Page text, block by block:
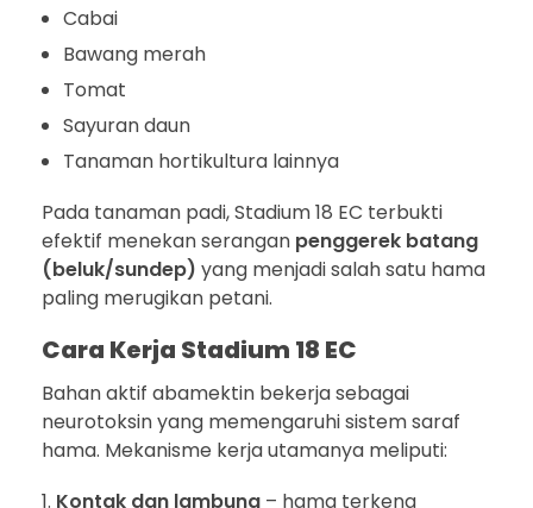
Cabai
Bawang merah
Tomat
Sayuran daun
Tanaman hortikultura lainnya
Pada tanaman padi, Stadium 18 EC terbukti
efektif menekan serangan penggerek batang
(beluk/sundep) yang menjadi salah satu hama
paling merugikan petani.
Cara Kerja Stadium 18 EC
Bahan aktif abamektin bekerja sebagai
neurotoksin yang memengaruhi sistem saraf
hama. Mekanisme kerja utamanya meliputi:
Kontak dan lambung – hama terkena